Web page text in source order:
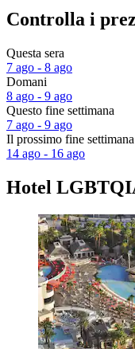
Controlla i
Questa sera
7 ago - 8 ago
Domani
8 ago - 9 ago
Questo fine settimana
7 ago - 9 ago
Il prossimo fine settimana
14 ago - 16 ago
Hotel